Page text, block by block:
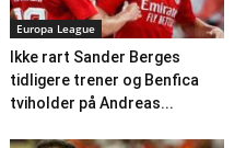
Europa League
Ikke rart Sander Berges
tidligere trener og Benfica
tviholder på Andreas...